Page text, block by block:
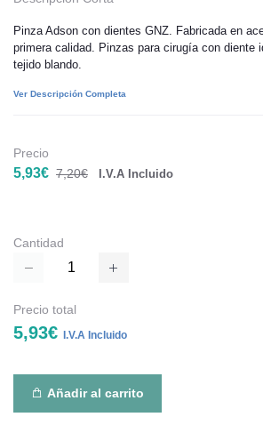
Pinza Adson con dientes GNZ. Fabricada en
primera calidad. Pinzas para cirugía con diente
tejido blando.
Ver Descripción Completa
Precio
5,93€ 7,20€ I.V.A Incluido
Cantidad
Precio total
5,93€ I.V.A Incluido
Añadir al carrito